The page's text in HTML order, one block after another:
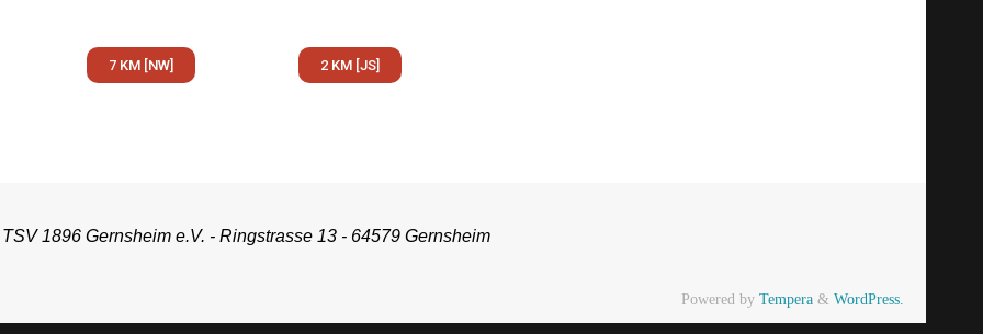
7 KM [NW] 2 KM [JS]
TSV 1896 Gernsheim e.V. - Ringstrasse 13 - 64579 Gernsheim
Powered by Tempera & WordPress.